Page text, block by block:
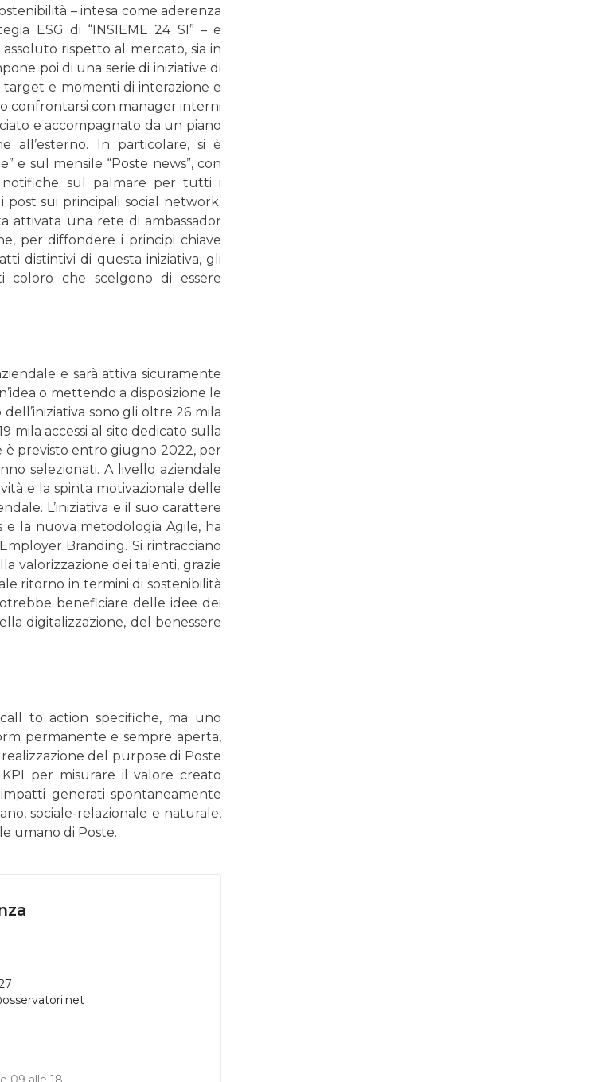
– intesa come aderenza
ESG di “INSIEME 24 SI” – e
assoluto rispetto al mercato, sia in
poi di una serie di iniziative di
e momenti di interazione e
confrontarsi con manager interni
e accompagnato da un piano
all’esterno. In particolare, si è
e sul mensile “Poste news”, con
notifiche sul palmare per tutti i
sui principali social network.
attivata una rete di ambassador
per diffondere i principi chiave
distintivi di questa iniziativa, gli
che scelgono di essere
e sarà attiva sicuramente
o mettendo a disposizione le
sono gli oltre 26 mila
mila accessi al sito dedicato sulla
è previsto entro giugno 2022, per
selezionati. A livello aziendale
e la spinta motivazionale delle
L’iniziativa e il suo carattere
la nuova metodologia Agile, ha
Branding. Si rintracciano
valorizzazione dei talenti, grazie
ritorno in termini di sostenibilità
beneficiare delle idee dei
digitalizzazione, del benessere
to action specifiche, ma uno
permanente e sempre aperta,
del purpose di Poste
per misurare il valore creato
generati spontaneamente
sociale-relazionale e naturale,
umano di Poste.